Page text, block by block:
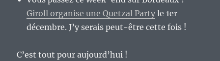
Giroll organise une Quetzal Party le 1er
décembre. J’y serais peut-être cette fois !
C’est tout pour aujourd’hui !